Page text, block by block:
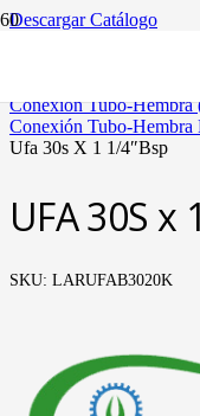
Descargar Catálogo
conexión tubo-hembra
conexión tubo-hembra
ufa 30s x 1 1/4″bsp
UFA 30S x
SKU: LARUFAB3020K